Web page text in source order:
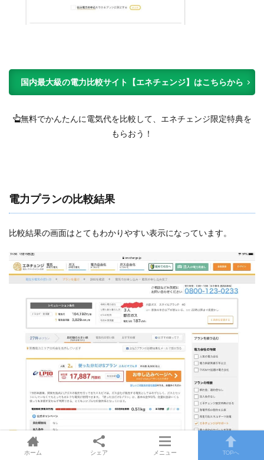
国内最大級の電力比較サイト【エネチェンジ】はこちらから
無料でかんたんに電気代を比較して、エネチェンジ限定特典を
もらおう！
電力プランの比較結果
比較結果の画面はとてもわかりやすい表示になっています。
ホーム シェア メニュー TOPへ